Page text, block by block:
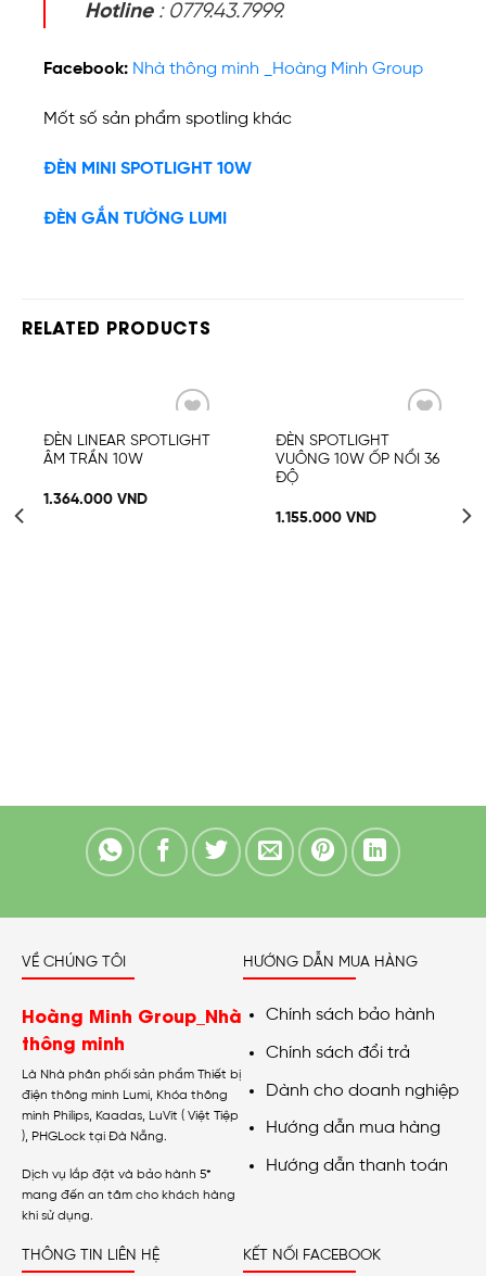
Hotline: 0779.43.7999.
Facebook: Nhà thông minh _Hoàng Minh Group
Mốt số sản phẩm spotling khác
ĐÈN MINI SPOTLIGHT 10W
ĐÈN GẮN TƯỜNG LUMI
RELATED PRODUCTS
Add
ĐÈN LINEAR SPOTLIGHT
ÂM TRẦN 10W
1.364.000 VND
to
wishlist
ĐÈN SPOTLIGHT
VUÔNG 10W ỐP NỔI 36
ĐỘ
1.155.000 VND
VỀ CHÚNG TÔI
Hoàng Minh Group_Nhà
thông minh
Là Nhà phân phối sản phẩm Thiết bị
điện thông minh Lumi, Khóa thông
minh Philips, Kaadas, LuVit ( Việt Tiệp
), PHGLock tại Đà Nẵng.
Dịch vụ lắp đặt và bảo hành 5*
mang đến an tâm cho khách hàng
khi sử dụng.
HƯỚNG DẪN MUA HÀNG
Chính sách bảo hành
Chính sách đổi trả
Dành cho doanh nghiệp
Hướng dẫn mua hàng
Hướng dẫn thanh toán
THÔNG TIN LIÊN HỆ KẾT NỐI FACEBOOK